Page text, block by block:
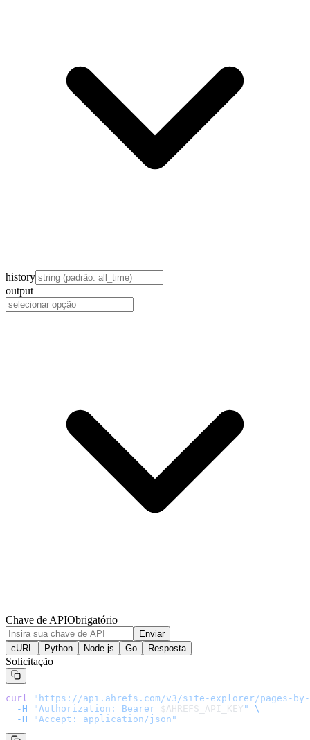
history
output
Chave de APIObrigatório
Enviar
cURL
Python Node.js Go Resposta
Solicitação
curl " https://api.ahrefs.com/v3/site-explorer/pages-
  -H
"Authorization: Bearer $AHREFS_API_KEY "
\
  -H
"Accept: application/json"